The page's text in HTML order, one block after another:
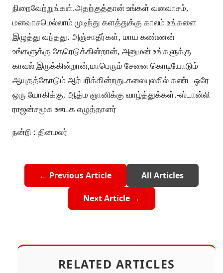
நிறைவேற்றுங்கள்.அதற்குத்தான் உங்கள் வனவாசம்,
மனவாசமெல்லாம் முடிந்து களத்துக்கு காலம் உங்களை
இழுத்து வந்தது. அஞ்சாதீர்கள், மாய கண்ணன்
உங்களுக்கு தேரெடுக்கின்றான், அனுமன் உங்களுக்கு
காவல் இருக்கின்றான்,மாபெரும் சேனை கொடியோடும்
ஆயுதத்தோடும் ஆர்பரிக்கின்றது.கலையுலகில் கண்ட ஒரே
ஒரு யோகிக்கு, ஆத்ம ஞானிக்கு வாழ்த்துக்கள்.-ஸ்டான்லி
ராஜன்சமூக ஊடக எழுத்தாளர்
நன்றி : தினமலர்
← Previous Article All Articles
Next Article →
RELATED ARTICLES